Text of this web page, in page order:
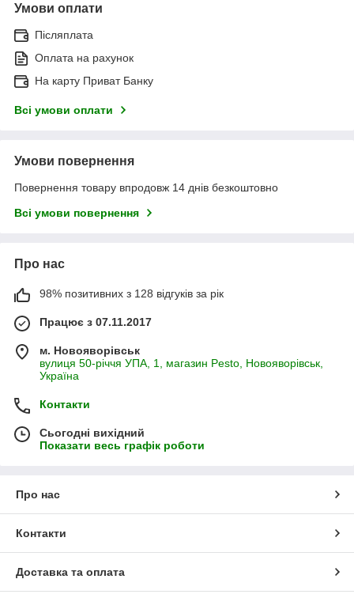
Умови оплати
Післяплата
Оплата на рахунок
На карту Приват Банку
Всі умови оплати
Умови повернення
Повернення товару впродовж 14 днів безкоштовно
Всі умови повернення
Про нас
98% позитивних з 128 відгуків за рік
Працює з 07.11.2017
м. Новояворівськ
вулиця 50-річчя УПА, 1, магазин Pesto, Новояворівськ,
Україна
Контакти
Сьогодні вихідний
Показати весь графік роботи
Про нас
Контакти
Доставка та оплата